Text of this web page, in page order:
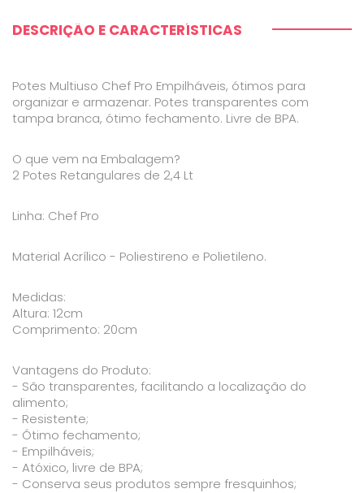
DESCRIÇÃO E CARACTERÍSTICAS
Potes Multiuso Chef Pro Empilháveis, ótimos para
organizar e armazenar. Potes transparentes com
tampa branca, ótimo fechamento. Livre de BPA.
O que vem na Embalagem?
2 Potes Retangulares de 2,4 Lt
Linha: Chef Pro
Material Acrílico - Poliestireno e Polietileno.
Medidas:
Altura: 12cm
Comprimento: 20cm
Vantagens do Produto:
- São transparentes, facilitando a localização do
alimento;
- Resistente;
- Ótimo fechamento;
- Empilháveis;
- Atóxico, livre de BPA;
- Conserva seus produtos sempre fresquinhos;